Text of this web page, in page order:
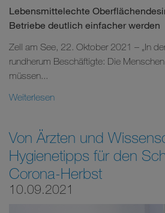
Lebensmittelechte
Betriebe deutlich einfacher werden
Zell am See, 22. Oktober 2021 – „In
rundherum Beschäftigte: Die
müssen...
Weiterlesen
Von Ärzten und
Hygienetipps für den
Corona-Herbst
10.09.2021